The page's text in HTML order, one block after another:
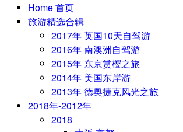
Home 首页
旅游精选合辑
2017年 英国10天自驾游
2016年 南澳洲自驾游
2015年 东京赏樱之旅
2014年 美国东岸游
2013年 德奥捷克风光之旅
2018年-2012年
2018